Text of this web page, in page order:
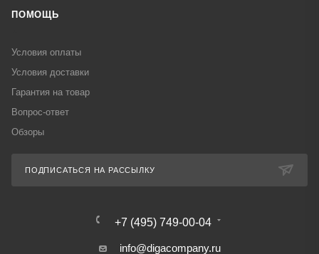
ПОМОЩЬ
Условия оплаты
Условия доставки
Гарантия на товар
Вопрос-ответ
Обзоры
ПОДПИСАТЬСЯ НА РАССЫЛКУ
+7 (495) 749-00-04
info@digacompany.ru